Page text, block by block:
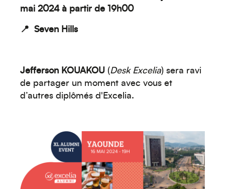
mai 2024 à partir de 19h00
📍 Seven Hills
Jefferson KOUAKOU (Desk Excelia) sera ravi
de partager un moment avec vous et
d’autres diplômés d'Excelia.
Créez votre événement